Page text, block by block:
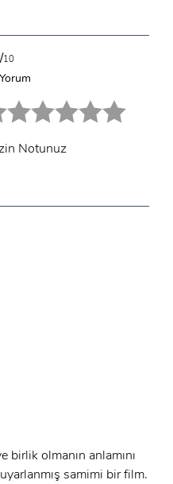
10
Notunuz
birlik olmanın anlamını
samimi bir film.